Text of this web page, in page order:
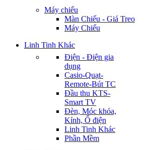
Máy chiếu
Màn Chiếu - Giá Treo
Máy Chiếu
Linh Tinh Khác
Điện - Điện gia
dụng
Casio-Quạt-
Remote-Bút TC
Đầu thu KTS-
Smart TV
Đèn, Móc khóa,
Kính, Ổ điện
Linh Tinh Khác
Phần Mềm